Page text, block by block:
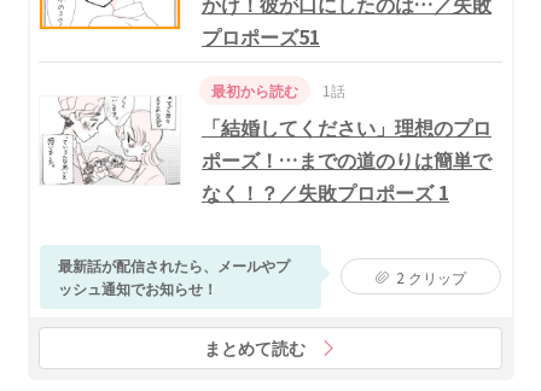
プロポーズ51
最初から読む 1話
「結婚してください」理想のプロ
ポーズ！…までの道のりは簡単で
なく！？／失敗プロポーズ 1
最新話が配信されたら、メールやプ
ッシュ通知でお知らせ！
2 クリップ
まとめて読む